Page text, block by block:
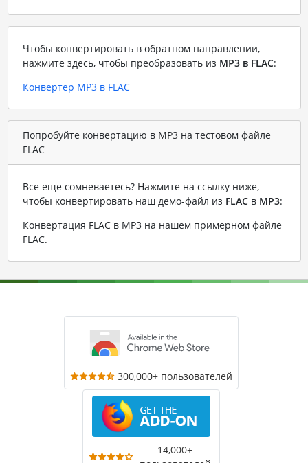
Чтобы конвертировать в обратном направлении,
нажмите здесь, чтобы преобразовать из MP3 в FLAC:
Конвертер MP3 в FLAC
Попробуйте конвертацию в MP3 на тестовом файле
FLAC
Все еще сомневаетесь? Нажмите на ссылку ниже,
чтобы конвертировать наш демо-файл из FLACв MP3:
Конвертация FLAC в MP3 на нашем примерном файле
FLAC.
300,000+ пользователей
14,000+